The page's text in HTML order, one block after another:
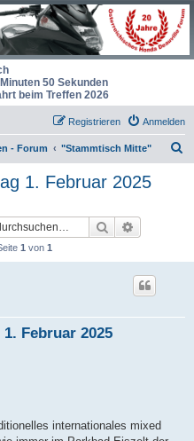
49 Sekunden
beim Treffen 2026
Anmelden
Registrieren
- Forum "Stammtisch Mitte"
1. Februar 2025
Suche
1 von 1
Februar 2025
internationales mixed